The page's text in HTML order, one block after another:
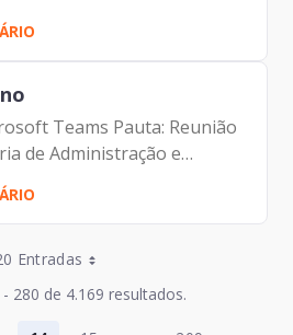
Teams Pauta: Reunião
de Administração e
SP - André Tomiatto -
Entradas
Entradas por Página
Entradas por Página
Entradas por Página
280 de 4.169 resultados.